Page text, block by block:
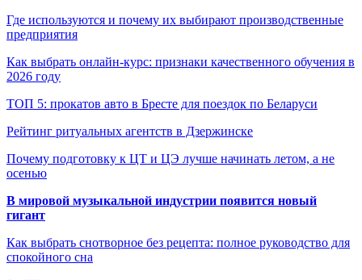
Где используются и почему их выбирают производственные
предприятия
Как выбрать онлайн-курс: признаки качественного обучения в
2026 году
ТОП 5: прокатов авто в Бресте для поездок по Беларуси
Рейтинг ритуальных агентств в Дзержинске
Почему подготовку к ЦТ и ЦЭ лучше начинать летом, а не
осенью
В мировой музыкальной индустрии появится новый
гигант
Как выбрать снотворное без рецепта: полное руководство для
спокойного сна